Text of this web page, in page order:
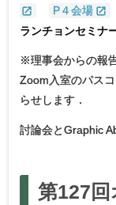
P４会場
ランチョンセミナ
※理事会からの報
Zoom入室のパス
らせします．
討論会とGraphic
第127回